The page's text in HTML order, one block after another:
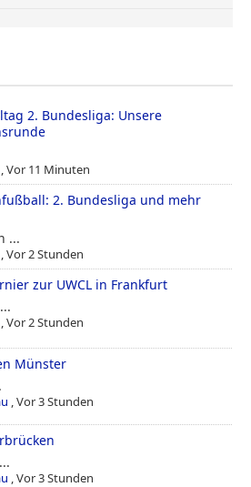
2. Bundesliga: Unsere
,Vor 11 Minuten
2. Bundesliga und mehr
...
,Vor 2 Stunden
zur UWCL in Frankfurt
,Vor 2 Stunden
Münster
,Vor 3 Stunden
,Vor 3 Stunden